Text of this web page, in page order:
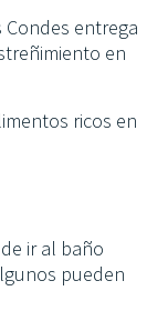
Condes entrega
en
ricos en
ir al baño
pueden